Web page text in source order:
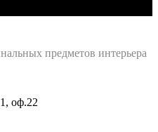
предметов интерьера
оф.22